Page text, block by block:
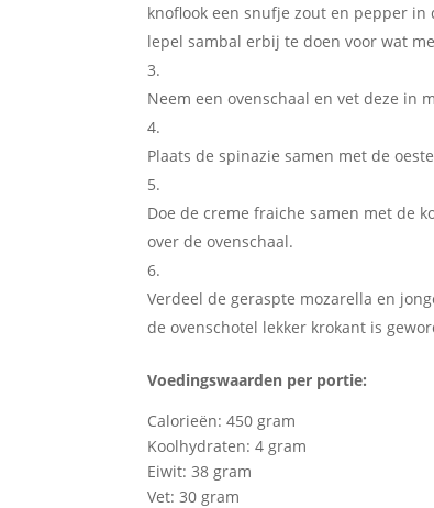
knoflook een snufje zout en pepper
lepel sambal erbij te doen voor wat
Neem een ovenschaal en vet deze in
Plaats de spinazie samen met de
Doe de creme fraiche samen met de
over de ovenschaal.
Verdeel de geraspte mozarella en
de ovenschotel lekker krokant is
Voedingswaarden per portie:
Calorieën: 450 gram
Koolhydraten: 4 gram
Eiwit: 38 gram
Vet: 30 gram